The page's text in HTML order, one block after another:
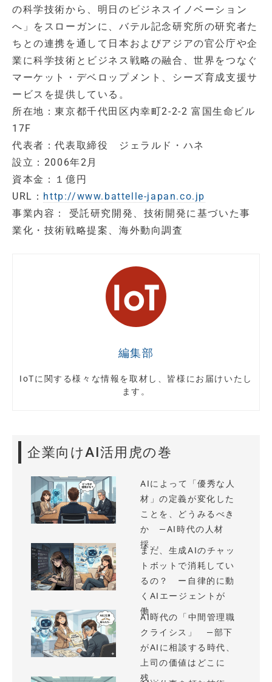
の科学技術から、明日のビジネスイノベーション
へ」をスローガンに、バテル記念研究所の研究者た
ちとの連携を通して日本およびアジアの官公庁や企
業に科学技術とビジネス戦略の融合、世界をつなぐ
マーケット・デベロップメント、シーズ育成支援サ
ービスを提供している。
所在地：東京都千代田区内幸町2-2-2 富国生命ビル
17F
代表者：代表取締役 ジェラルド・ハネ
設立：2006年2月
資本金：１億円
URL： http://www.battelle-japan.co.jp
事業内容： 受託研究開発、技術開発に基づいた事
業化・技術戦略提案、海外動向調査
編集部
IoTに関する様々な情報を取材し、皆様にお届けいたし
ます。
企業向けAI活用虎の巻
AIによって「優秀な人
材」の定義が変化した
ことを、どうみるべき
か —AI時代の人材
採...
まだ、生成AIのチャッ
トボットで消耗してい
るの？ ー自律的に動
くAIエージェントが
働...
AI時代の「中間管理職
クライシス」 —部下
がAIに相談する時代、
上司の価値はどこに
残...